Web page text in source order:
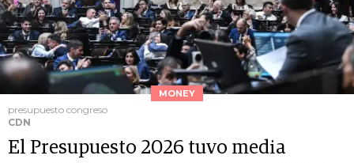
MONEY
presupuesto congreso
CDN
El Presupuesto 2026 tuvo media